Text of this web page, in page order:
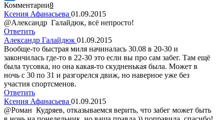
Комментарии8
Ксения Афанасьева 01.09.2015
@Александр Галайдюк, всё непросто!
Ответить
Александр Галайдюк 01.09.2015
Вообще-то быстрая миля начиналась 30.08 в 20-30 и
закончилась где-то в 22-30 это если вы про сам забег. Там ещё
была тусовка, но она какая-то скудненькая была. Может в
ночь с 30 по 31 и разгорелся движ, но наверное уже без
участия спортсменов.
Ответить
Ксения Афанасьева 01.09.2015
@Роман Кудряев, отказываемся верить, что забег может быть